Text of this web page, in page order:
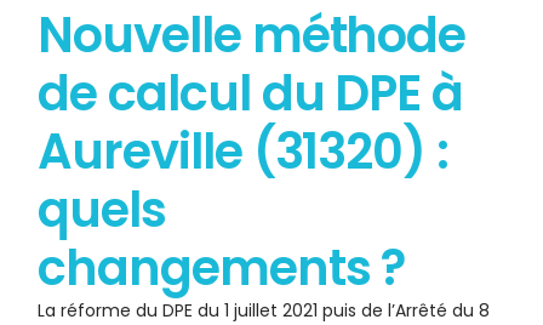
Nouvelle méthode
de calcul du DPE à
Aureville (31320) :
quels
changements ?
La réforme du DPE du 1 juillet 2021 puis de l’Arrêté du 8